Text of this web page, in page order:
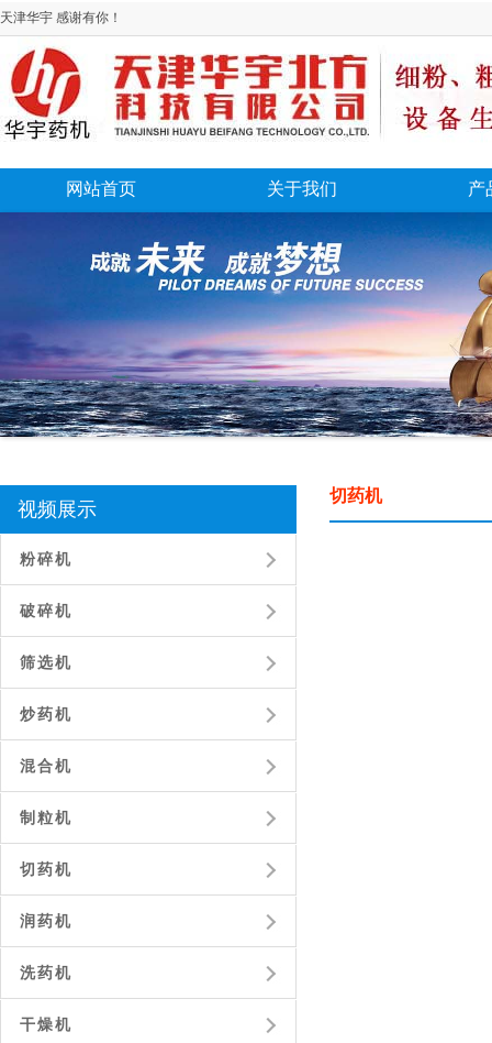
天津华宇 感谢有你！
网站首页 关于我们 产
视频展示
粉碎机
破碎机
筛选机
炒药机
混合机
制粒机
切药机
润药机
洗药机
干燥机
切药机